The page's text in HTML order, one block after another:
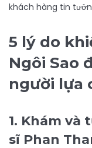
khách hàng tin
5 lý do
Ngôi Sao
người lựa
1. Khám và
sĩ Phan